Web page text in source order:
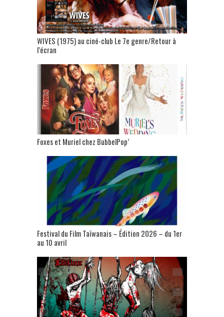
WIVES (1975) au ciné-club Le 7e genre/Retour à
l’écran
Foxes et Muriel chez BubbelPop’
Festival du Film Taïwanais – Édition 2026 – du 1er
au 10 avril